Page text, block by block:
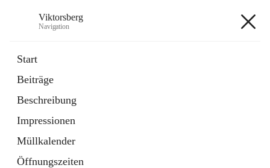
Viktorsberg
Navigation
Start
Beiträge
Beschreibung
Impressionen
Müllkalender
Öffnungszeiten
1 Schnellzugriff
Bürgerservice
10 Schnellzugriffe